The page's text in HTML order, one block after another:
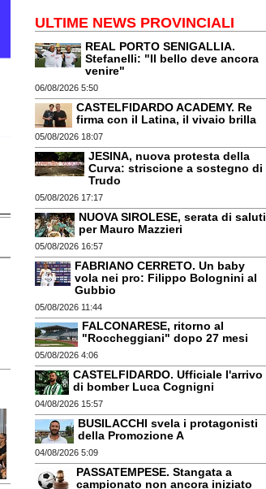
ULTIME NEWS PROVINCIALI
REAL PORTO SENIGALLIA.
Stefanelli: "Il bello deve ancora
venire"
06/08/2026 5:50
CASTELFIDARDO ACADEMY. Re
firma con il Latina, il vivaio brilla
05/08/2026 18:07
JESINA, nuova protesta della
Curva: striscione a sostegno di
Trudo
05/08/2026 17:17
NUOVA SIROLESE, serata di saluti
per Mauro Mazzieri
05/08/2026 16:57
FABRIANO CERRETO. Un baby
vola nei pro: Filippo Bolognini al
Gubbio
05/08/2026 11:44
FALCONARESE, ritorno al
"Roccheggiani" dopo 27 mesi
05/08/2026 4:06
CASTELFIDARDO. Ufficiale l'arrivo
di bomber Luca Cognigni
04/08/2026 15:57
BUSILACCHI svela i protagonisti
della Promozione A
04/08/2026 5:09
PASSATEMPESE. Stangata a
campionato non ancora iniziato